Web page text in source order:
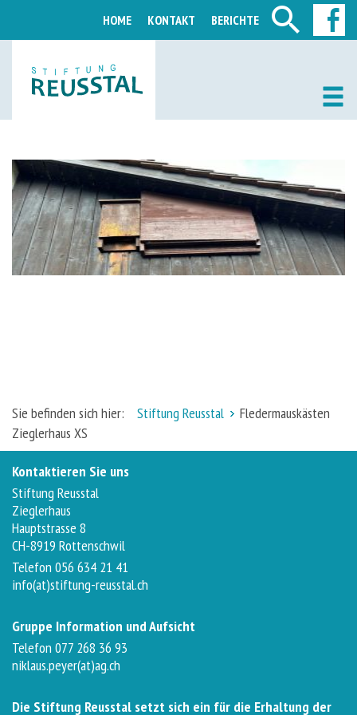
HOME KONTAKT BERICHTE
Sie befinden sich hier: Stiftung Reusstal
Fledermauskästen
Zieglerhaus XS
Kontaktieren Sie uns
Stiftung Reusstal
Zieglerhaus
Hauptstrasse 8
CH-8919 Rottenschwil
Telefon 056 634 21 41
info(at)stiftung-reusstal.ch
Gruppe Information und Aufsicht
Telefon 077 268 36 93
niklaus.peyer(at)ag.ch
Die Stiftung Reusstal setzt sich ein für die Erhaltung der